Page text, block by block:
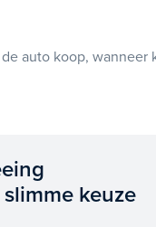
auto koop, wanneer
keuze